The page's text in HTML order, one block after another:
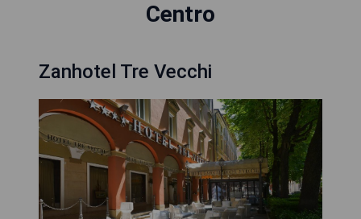
Centro
Zanhotel Tre Vecchi